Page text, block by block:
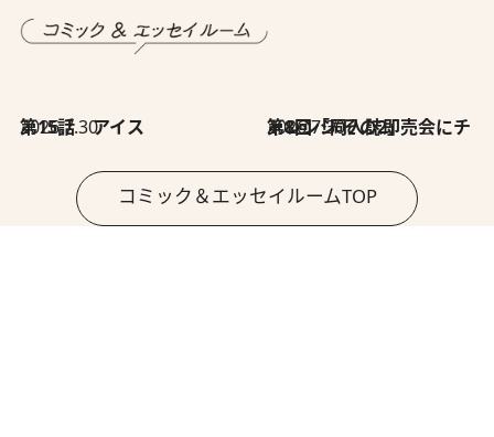
2026.7.30
第15話 アイス 2026.7.30
第8回「同人誌即売会にチャレンジ その2」
コミック＆エッセイルームTOP